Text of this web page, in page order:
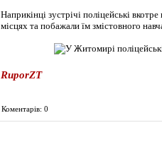
Наприкінці зустрічі поліцейські
місцях та побажали їм змістовного
RuporZT
Коментарів: 0